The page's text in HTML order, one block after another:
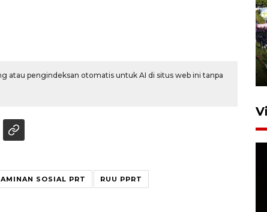
atau pengindeksan otomatis untuk AI di situs web ini tanpa
SOSIAL PRT RUU PPRT
17 Agustus 2023 15:58